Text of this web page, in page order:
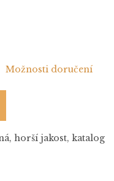
Možnosti doručení
horší jakost, katalog